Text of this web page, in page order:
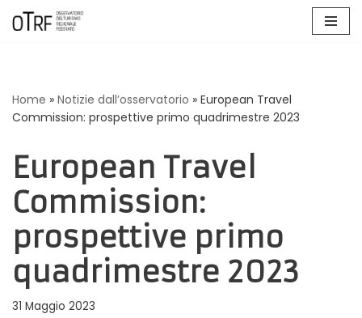
Home » Notizie dall’osservatorio » European Travel
Commission: prospettive primo quadrimestre 2023
European Travel
Commission:
prospettive primo
quadrimestre 2023
31 Maggio 2023